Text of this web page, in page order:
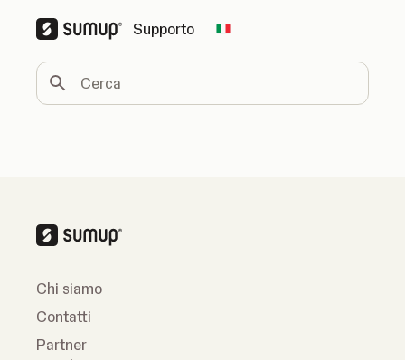
Supporto Change country
Cerca
Chi siamo
Contatti
Partner